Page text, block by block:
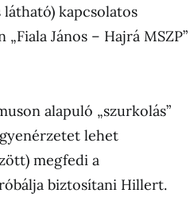
látható) kapcsolatos
János – Hajrá MSZP”
alapuló „szurkolás”
lehet
megfedi a
biztosítani Hillert.